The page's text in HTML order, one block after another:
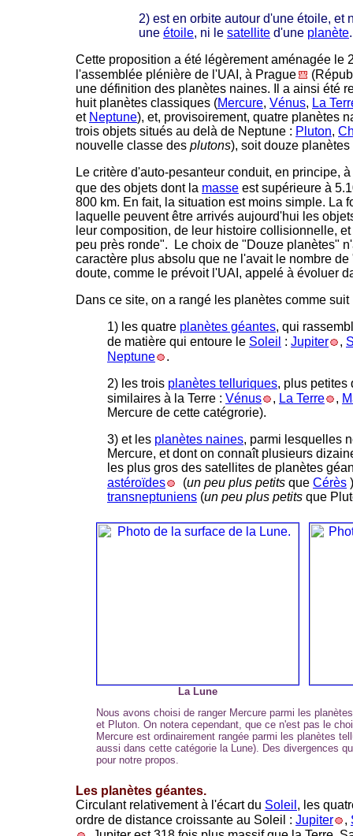
2) est en orbite autour d'une étoile, et
une étoile, ni le satellite d'une planète
Cette proposition a été légèrement aménagée le
l'assemblée plénière de l'UAI, à Prague
une définition des planètes naines. Il a ainsi été
huit planètes classiques (Mercure, Vénus, La
et Neptune), et, provisoirement, quatre planètes
trois objets situés au delà de Neptune : Pluton,
nouvelle classe des plutons), soit douze
Le critère d'auto-pesanteur conduit, en principe,
que des objets dont la masse est supérieure à
800 km. En fait, la situation est moins simple. La
laquelle peuvent être arrivés aujourd'hui les
leur composition, de leur histoire collisionnelle,
peu près ronde". Le choix de "Douze planètes"
caractère plus absolu que ne l'avait le nombre
doute, comme le prévoit l'UAI, appelé à évoluer
Dans ce site, on a rangé les planètes comme suit
1) les quatre planètes géantes, qui
de matière qui entoure le Soleil : Jupiter ,
Neptune
.
2) les trois planètes telluriques, plus petites
similaires à la Terre : Vénus , La Terre ,
Mercure de cette catégrorie).
3) et les planètes naines, parmi lesquelles
Mercure, et dont on connaît plusieurs
les plus gros des satellites de planètes
astéroïdes
(un peu plus petits que Cérès
transneptuniens (un peu plus petits que
La Lune
Nous avons choisi de ranger Mercure parmi les
et Pluton. On notera cependant, que ce n'est pas le
Mercure est ordinairement rangée parmi les planètes
aussi dans cette catégorie la Lune). Des divergences
pour notre propos.
Les planètes géantes.
Circulant relativement à l'écart du Soleil , les
ordre de distance croissante au Soleil : Jupiter ,